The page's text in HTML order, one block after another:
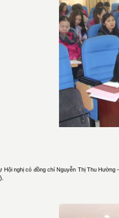
nghị có đồng chí Nguyễn Thị Thu Hường